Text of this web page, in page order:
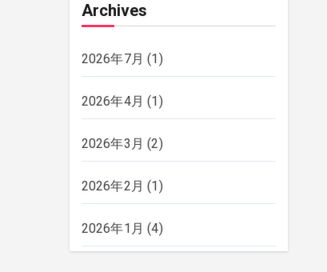
Archives
2026年7月 (1)
2026年4月 (1)
2026年3月 (2)
2026年2月 (1)
2026年1月 (4)